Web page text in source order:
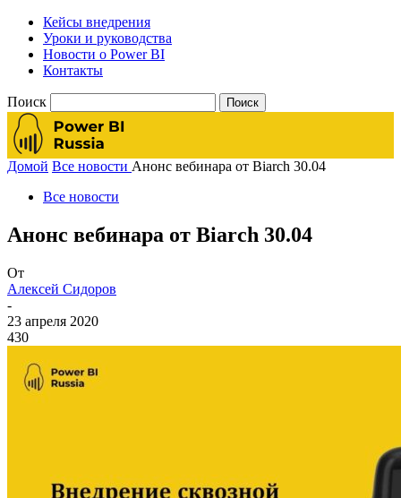
Кейсы внедрения
Уроки и руководства
Новости о Power BI
Контакты
Поиск
Домой Все новости Анонс вебинара от Biarch 30.04
Все новости
Анонс вебинара от Biarch 30.04
От
Алексей Сидоров
-
23 апреля 2020
430